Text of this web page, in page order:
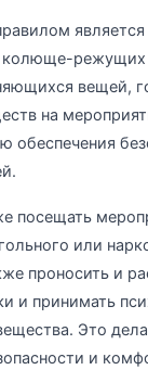
является
колюще-режущих
вещей,
на
обеспечения
посещать
или
проносить и
и принимать
Это
и